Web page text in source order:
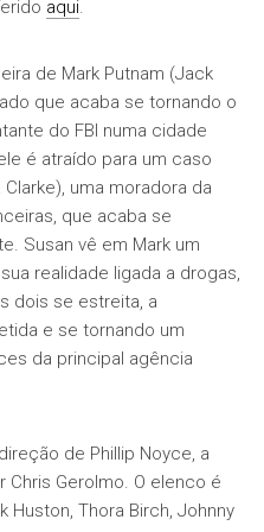
aqui.
de Mark Putnam (Jack
que acaba se tornando o
do FBI numa cidade
é atraído para um caso
uma moradora da
que acaba se
Susan vê em Mark um
realidade ligada a drogas,
dois se estreita, a
e se tornando um
da principal agência
de Phillip Noyce, a
Gerolmo. O elenco é
Huston, Thora Birch, Johnny